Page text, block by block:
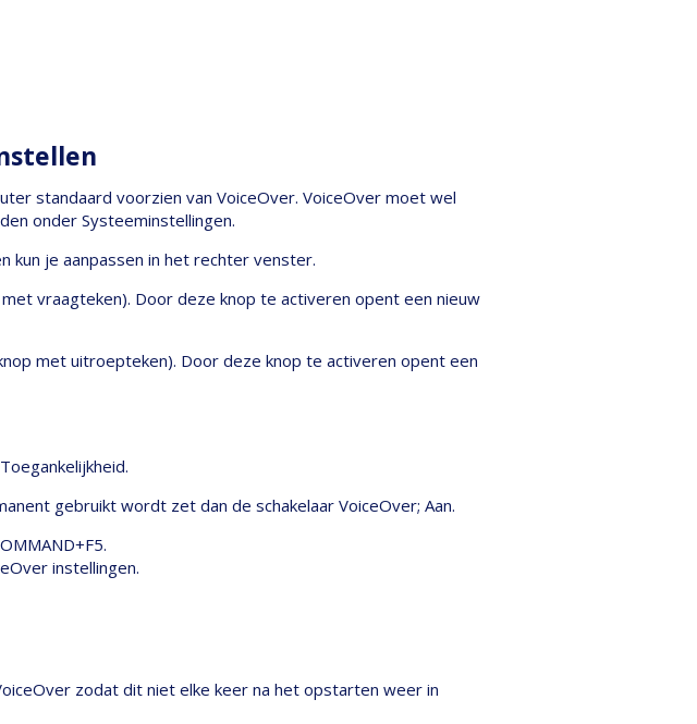
standaard voorzien van VoiceOver. VoiceOver moet wel
onder Systeeminstellingen.
kun je aanpassen in het rechter venster.
vraagteken). Door deze knop te activeren opent een nieuw
met uitroepteken). Door deze knop te activeren opent een
gebruikt wordt zet dan de schakelaar VoiceOver; Aan.
instellingen.
zodat dit niet elke keer na het opstarten weer in